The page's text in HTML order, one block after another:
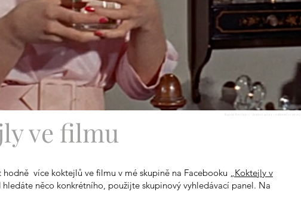
ve filmu
hodně více koktejlů ve filmu v mé skupině na Facebooku „Koktejly v
hledáte něco konkrétního, použijte skupinový vyhledávací panel. Na